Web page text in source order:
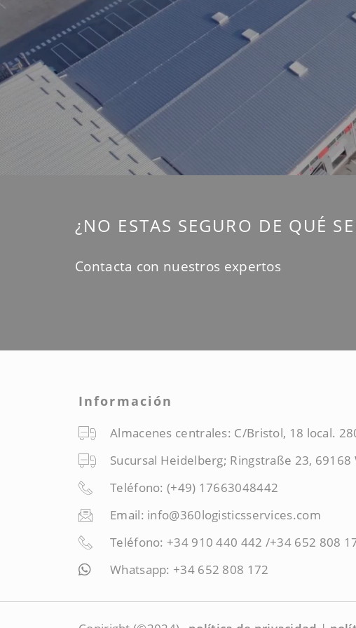
¿NO ESTAS SEGURO DE QUÉ
Contacta con nuestros expertos
Información
Almacenes centrales: C/Bristol, 18 local.
Sucursal Heidelberg; Ringstraße 23, 69168
Teléfono: (+49) 17663048442
Email: info@360logisticsservices.com
Teléfono: +34 910 440 442 /+34 652 808
Whatsapp: +34 652 808 172